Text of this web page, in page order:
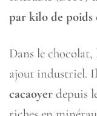
par kilo de poids
Dans le
ajout industriel.
cacaoyer depuis